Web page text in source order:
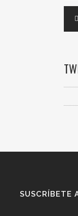
SUSCRÍBETE